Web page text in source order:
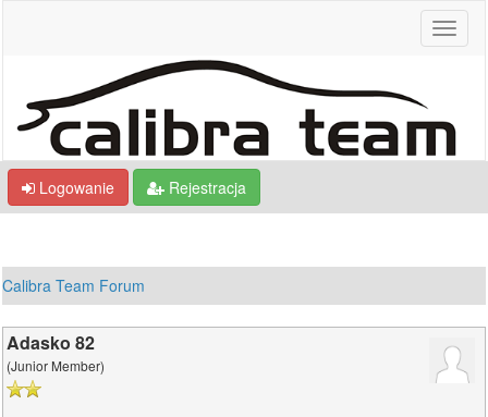
Logowanie Rejestracja
Calibra Team Forum
Adasko 82
(Junior Member)